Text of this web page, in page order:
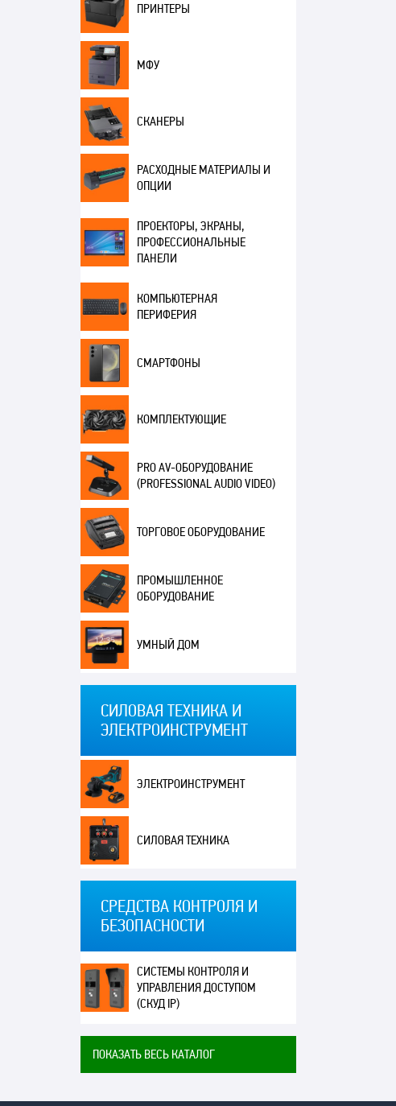
ПРИНТЕРЫ
МФУ
СКАНЕРЫ
РАСХОДНЫЕ МАТЕРИАЛЫ И
ОПЦИИ
ПРОЕКТОРЫ, ЭКРАНЫ,
ПРОФЕССИОНАЛЬНЫЕ
ПАНЕЛИ
КОМПЬЮТЕРНАЯ
ПЕРИФЕРИЯ
СМАРТФОНЫ
КОМПЛЕКТУЮЩИЕ
PRO AV-ОБОРУДОВАНИЕ
(PROFESSIONAL AUDIO VIDEO)
ТОРГОВОЕ ОБОРУДОВАНИЕ
ПРОМЫШЛЕННОЕ
ОБОРУДОВАНИЕ
УМНЫЙ ДОМ
СИЛОВАЯ ТЕХНИКА И
ЭЛЕКТРОИНСТРУМЕНТ
ЭЛЕКТРОИНСТРУМЕНТ
СИЛОВАЯ ТЕХНИКА
СРЕДСТВА КОНТРОЛЯ И
БЕЗОПАСНОСТИ
СИСТЕМЫ КОНТРОЛЯ И
УПРАВЛЕНИЯ ДОСТУПОМ
(СКУД IP)
ПОКАЗАТЬ ВЕСЬ КАТАЛОГ